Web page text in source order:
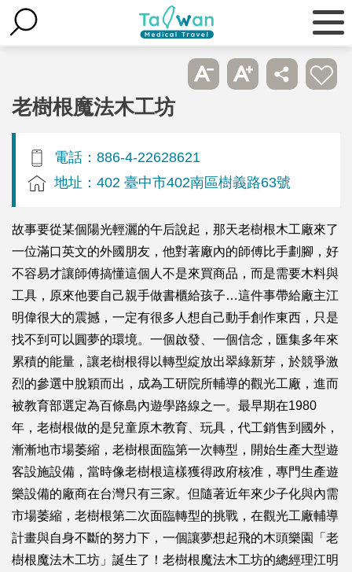
老樹根魔法木工坊
電話：886-4-22628621
地址：402 臺中市402南區樹義路63號
故事要從某個陽光輕灑的午后說起，那天老樹根木工廠來了
一位滿口英文的外國朋友，他對著廠內的師傅比手劃腳，好
不容易才讓師傅搞懂這個人不是來買商品，而是需要木料與
工具，原來他要自己親手做書櫃給孩子…這件事帶給廠主江
明偉很大的震撼，一定有很多人想自己動手創作東西，只是
找不到可以圓夢的環境。一個啟發、一個信念，匯集多年來
累積的能量，讓老樹根得以轉型綻放出翠綠新芽，於競爭激
烈的參選中脫穎而出，成為工研院所輔導的觀光工廠，進而
被教育部選定為百條島內遊學路線之一。最早期在1980
年，老樹根做的是兒童原木教育、玩具，代工銷售到國外，
漸漸地市場萎縮，老樹根面臨第一次轉型，開始生產大型遊
客設施設備，當時像老樹根這樣獲得政府核准，專門生產遊
樂設備的廠商在台灣只有三家。但隨著近年來少子化與內需
市場萎縮，老樹根第二次面臨轉型的挑戰，在觀光工廠輔導
計畫與自身不斷的努力下，一個讓夢想起飛的木頭樂園「老
樹根魔法木工坊」誕生了！老樹根魔法木工坊的總經理江明